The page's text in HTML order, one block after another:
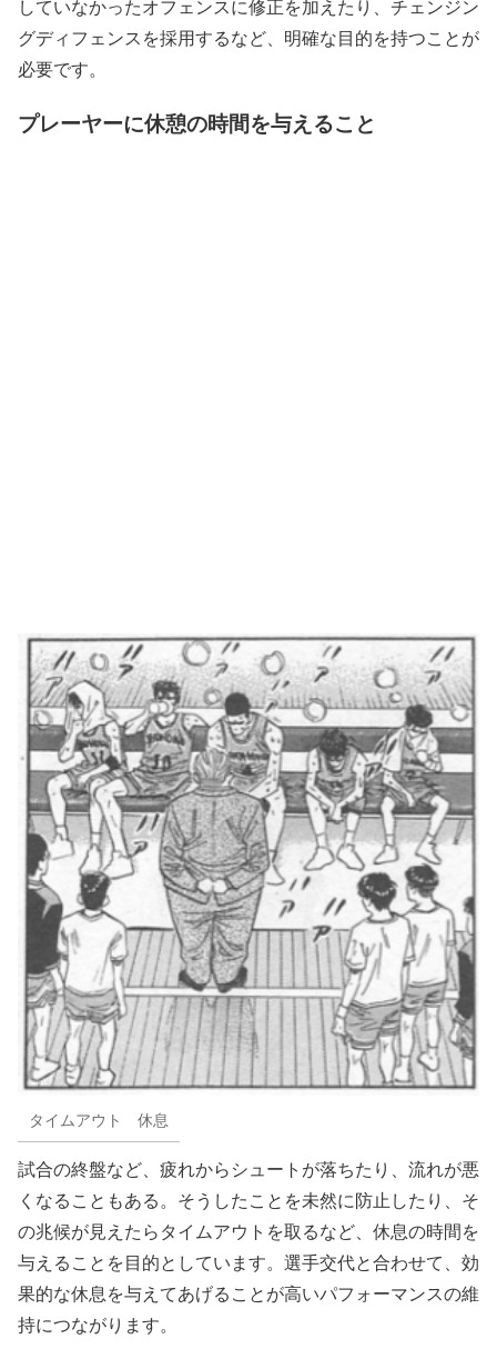
していなかったオフェンスに修正を加えたり、チェンジン
グディフェンスを採用するなど、明確な目的を持つことが
必要です。
プレーヤーに休憩の時間を与えること
タイムアウト 休息
試合の終盤など、疲れからシュートが落ちたり、流れが悪
くなることもある。そうしたことを未然に防止したり、そ
の兆候が見えたらタイムアウトを取るなど、休息の時間を
与えることを目的としています。選手交代と合わせて、効
果的な休息を与えてあげることが高いパフォーマンスの維
持につながります。